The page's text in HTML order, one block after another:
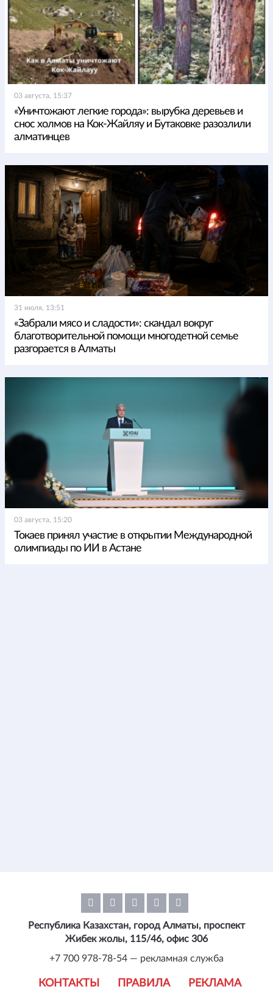
03 августа, 15:37
«Уничтожают легкие города»: вырубка деревьев и
снос холмов на Кок-Жайляу и Бутаковке разозлили
алматинцев
31 июля, 13:51
«Забрали мясо и сладости»: скандал вокруг
благотворительной помощи многодетной семье
разгорается в Алматы
03 августа, 15:20
Токаев принял участие в открытии Международной
олимпиады по ИИ в Астане
КОНТАКТЫ ПРАВИЛА РЕКЛАМА
Республика Казахстан, город Алматы, проспект
Жибек жолы, 115/46, офис 306
+7 700 978-78-54 — рекламная служба